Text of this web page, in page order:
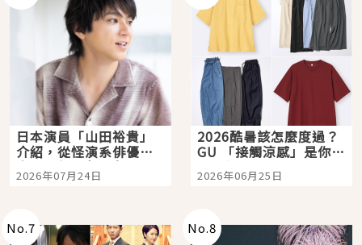
日本演員「山田裕貴」
介紹，從怪演系俳優走
向國民級日劇主角
2026年07月24日
2026酷暑該怎麼度過？
GU 「接觸涼感」是你的
夏日救星
2026年06月25日
No.7 No.8